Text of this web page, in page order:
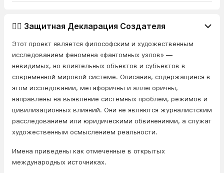
👨‍⚖️ Защитная Декларация Создателя
Этот проект является философским и художественным
исследованием феномена «фантомных узлов» —
невидимых, но влиятельных объектов и субъектов в
современной мировой системе. Описания, содержащиеся в
этом исследовании, метафоричны и аллегоричны,
направлены на выявление системных проблем, режимов и
цивилизационных влияний. Они не являются журналистским
расследованием или юридическими обвинениями, а служат
художественным осмыслением реальности.
Имена приведены как отмеченные в открытых
международных источниках.